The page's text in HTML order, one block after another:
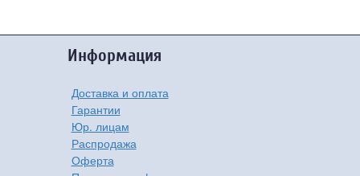
Информация
Доставка и оплата
Гарантии
Юр. лицам
Распродажа
Оферта